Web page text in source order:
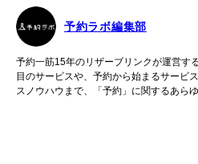
予約ラボ編集部
予約一筋15年のリザーブリンクが運営す
目のサービスや、予約から始まるサービ
スノウハウまで、「予約」に関するあら